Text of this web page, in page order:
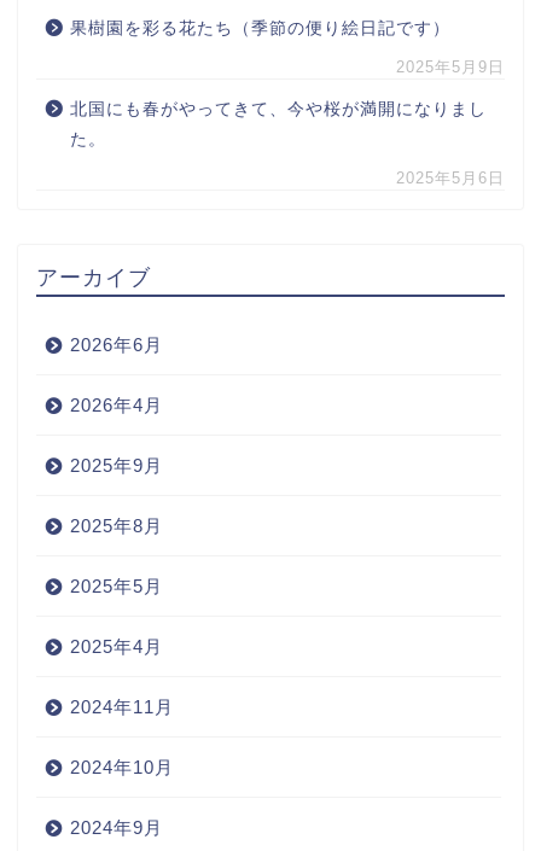
果樹園を彩る花たち（季節の便り絵日記です）
2025年5月9日
北国にも春がやってきて、今や桜が満開になりまし
た。
2025年5月6日
アーカイブ
2026年6月
2026年4月
2025年9月
2025年8月
2025年5月
2025年4月
2024年11月
2024年10月
2024年9月